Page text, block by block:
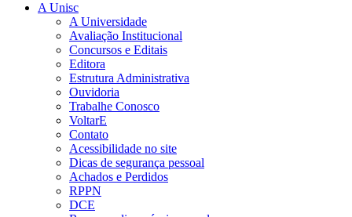
A Unisc
A Universidade
Avaliação Institucional
Concursos e Editais
Editora
Estrutura Administrativa
Ouvidoria
Trabalhe Conosco
VoltarE
Contato
Acessibilidade no site
Dicas de segurança pessoal
Achados e Perdidos
RPPN
DCE